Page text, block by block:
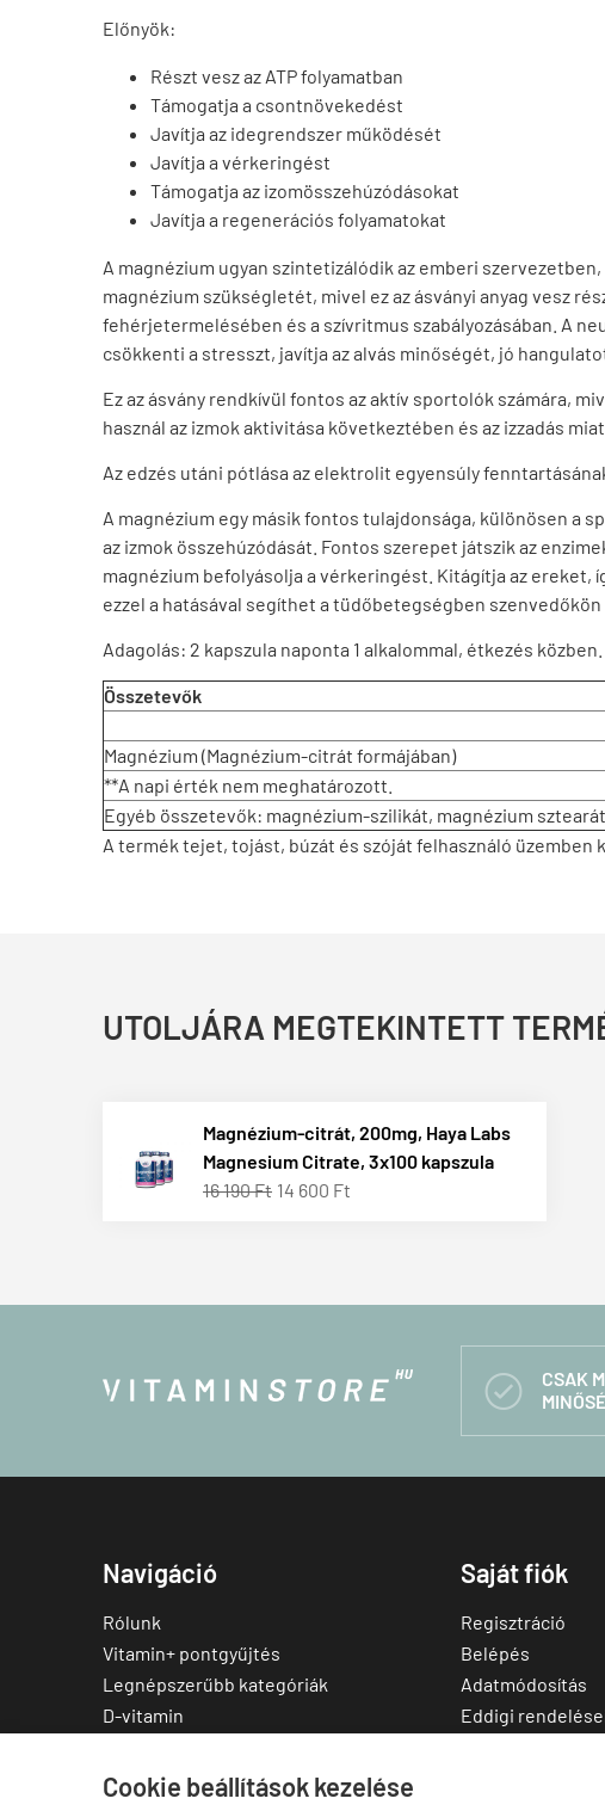
Cookie beállítások kezelése
Előnyök:
Részt vesz az ATP folyamatban
Támogatja a csontnövekedést
Javítja az idegrendszer működését
Javítja a vérkeringést
Támogatja az izomösszehúzódásokat
Javítja a regenerációs folyamatokat
A magnézium ugyan szintetizálódik az emberi
magnézium szükségletét, mivel ez az ásványi anyag vesz
fehérjetermelésében és a szívritmus szabályozásában. A
csökkenti a stresszt, javítja az alvás minőségét, jó
Ez az ásvány rendkívül fontos az aktív sportolók számára,
használ az izmok aktivitása következtében és az izzadás
Az edzés utáni pótlása az elektrolit egyensúly
A magnézium egy másik fontos tulajdonsága, különösen a
az izmok összehúzódását. Fontos szerepet játszik az
magnézium befolyásolja a vérkeringést. Kitágítja az ereket,
ezzel a hatásával segíthet a tüdőbetegségben
Adagolás: 2 kapszula naponta 1 alkalommal, étkezés közben.
Összetevők
Magnézium (Magnézium-citrát formájában)
**A napi érték nem meghatározott.
Egyéb összetevők: magnézium-szilikát, magnézium
A termék tejet, tojást, búzát és szóját felhasználó üzemben
UTOLJÁRA MEGTEKINTETT
Magnézium-citrát, 200mg, Haya Labs
Magnesium Citrate, 3x100 kapszula
16 190 Ft 14 600 Ft

CSAK
Navigáció
Rólunk
Vitamin+ pontgyűjtés
Legnépszerűbb kategóriák
D-vitamin
Multivitamin
Saját fiók
Regisztráció
Belépés
Adatmódosítás
Eddigi